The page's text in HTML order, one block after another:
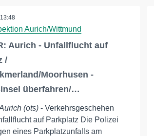
Aurich/Wittmund
Aurich - Unfallflucht auf
/
Moorhusen -
überfahren/…
(ots) - Verkehrsgeschehen
auf Parkplatz Die Polizei
eines Parkplatzunfalls am